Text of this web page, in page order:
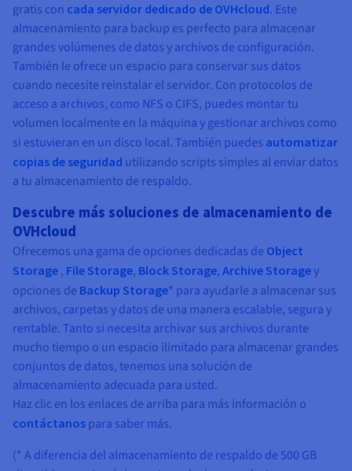
gratis con cada servidor dedicado de OVHcloud. Este
almacenamiento para backup es perfecto para almacenar
grandes volúmenes de datos y archivos de configuración.
También le ofrece un espacio para conservar sus datos
cuando necesite reinstalar el servidor. Con protocolos de
acceso a archivos, como NFS o CIFS, puedes montar tu
volumen localmente en la máquina y gestionar archivos como
si estuvieran en un disco local. También puedes automatizar
copias de seguridad utilizando scripts simples al enviar datos
a tu almacenamiento de respaldo.
Descubre más soluciones de almacenamiento de
OVHcloud
Ofrecemos una gama de opciones dedicadas de Object
Storage , File Storage, Block Storage, Archive Storagey
opciones de Backup Storage* para ayudarle a almacenar sus
archivos, carpetas y datos de una manera escalable, segura y
rentable. Tanto si necesita archivar sus archivos durante
mucho tiempo o un espacio ilimitado para almacenar grandes
conjuntos de datos, tenemos una solución de
almacenamiento adecuada para usted.
Haz clic en los enlaces de arriba para más información o
contáctanos para saber más.
(* A diferencia del almacenamiento de respaldo de 500 GB